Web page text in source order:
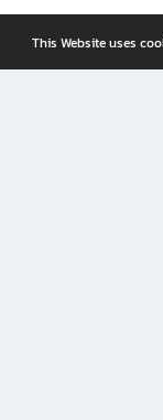
This Website uses